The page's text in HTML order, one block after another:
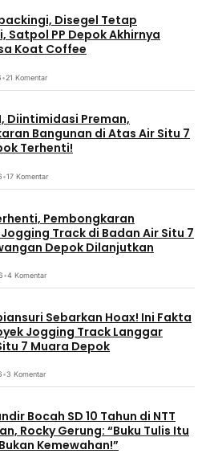
Disegel Tetap
Satpol PP Depok Akhirnya
Koat Coffee
•21 Komentar
Diintimidasi Preman,
Bangunan di Atas Air Situ 7
Terhenti!
•17 Komentar
Pembongkaran
Track di Badan Air Situ 7
Depok Dilanjutkan
•4 Komentar
Sebarkan Hoax! Ini Fakta
Jogging Track Langgar
7 Muara Depok
•3 Komentar
Bocah SD 10 Tahun di NTT
Rocky Gerung: “Buku Tulis Itu
Kemewahan!”